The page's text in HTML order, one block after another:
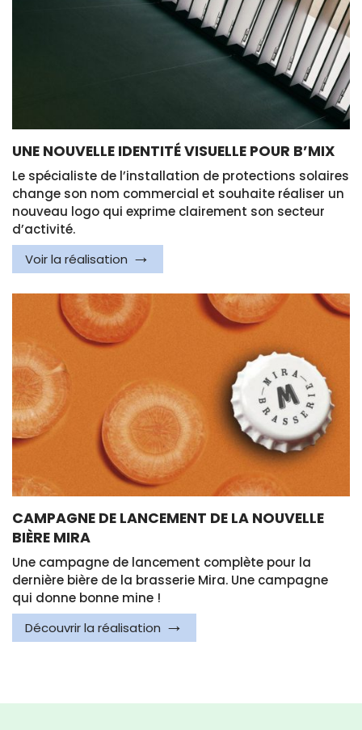
UNE NOUVELLE IDENTITÉ VISUELLE POUR B’MIX
Le spécialiste de l’installation de protections solaires
change son nom commercial et souhaite réaliser un
nouveau logo qui exprime clairement son secteur
d’activité.
Voir la réalisation
CAMPAGNE DE LANCEMENT DE LA NOUVELLE
BIÈRE MIRA
Une campagne de lancement complète pour la
dernière bière de la brasserie Mira. Une campagne
qui donne bonne mine !
Découvrir la réalisation